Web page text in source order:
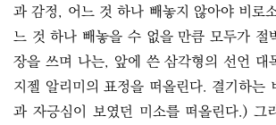
과 감정, 어느 것 하나 빼놓지 않아야 비로
느 것 하나 빼놓을 수 없을 만큼 모두가 절
장을 쓰며 나는, 앞에 쓴 삼각형의 선언 대
지젤 알리미의 표정을 떠올린다. 결기하는
과 자긍심이 보였던 미소를 떠올린다.) 그